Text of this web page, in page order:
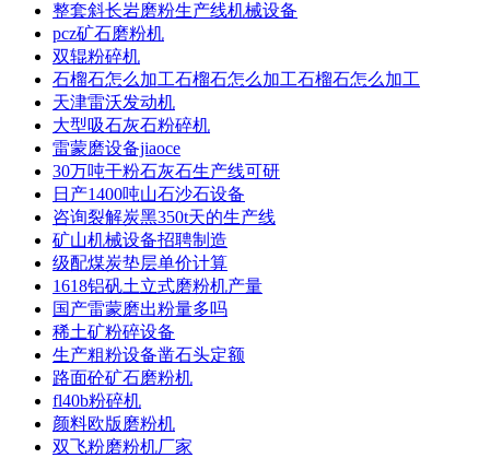
整套斜长岩磨粉生产线机械设备
pcz矿石磨粉机
双辊粉碎机
石榴石怎么加工石榴石怎么加工石榴石怎么加工
天津雷沃发动机
大型吸石灰石粉碎机
雷蒙磨设备jiaoce
30万吨干粉石灰石生产线可研
日产1400吨山石沙石设备
咨询裂解炭黑350t天的生产线
矿山机械设备招聘制造
级配煤炭垫层单价计算
1618铝矾土立式磨粉机产量
国产雷蒙磨出粉量多吗
稀土矿粉碎设备
生产粗粉设备凿石头定额
路面砼矿石磨粉机
fl40b粉碎机
颜料欧版磨粉机
双飞粉磨粉机厂家